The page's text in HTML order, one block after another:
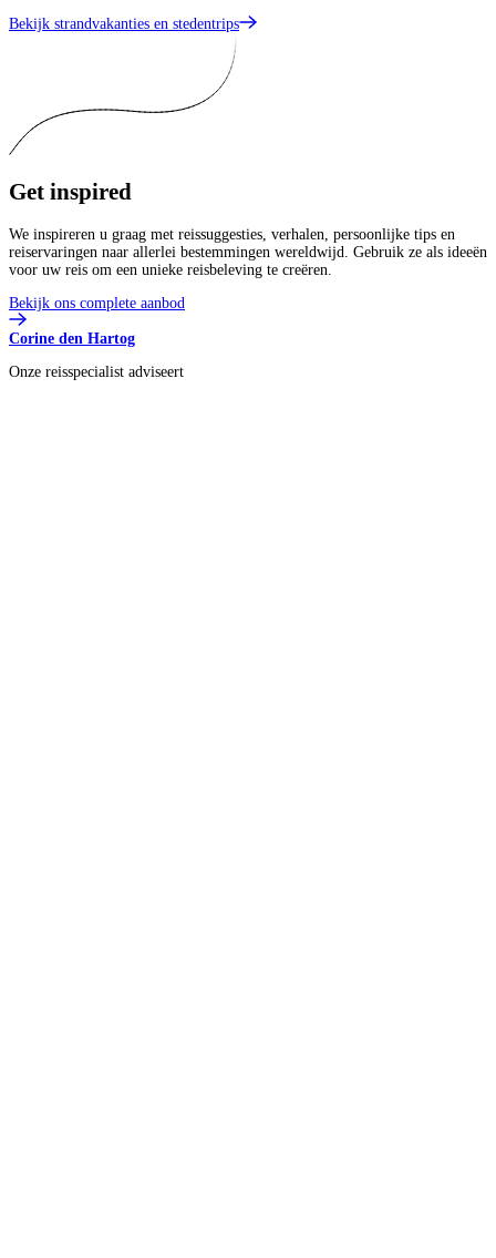
Bekijk strandvakanties en stedentrips
Get inspired
We inspireren u graag met reissuggesties, verhalen, persoonlijke tips en
reiservaringen naar allerlei bestemmingen wereldwijd. Gebruik ze als ideeën
voor uw reis om een unieke reisbeleving te creëren.
Bekijk ons complete aanbod
Corine den Hartog
Onze reisspecialist adviseert